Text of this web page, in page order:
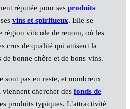
réputée pour ses produits
vins et spiritueux. Elle se
région viticole de renom, où les
crus de qualité qui attisent la
de bonne chère et de bons vins.
sont pas en reste, et nombreux
chercher des fonds de
produits typiques. L’attractivité